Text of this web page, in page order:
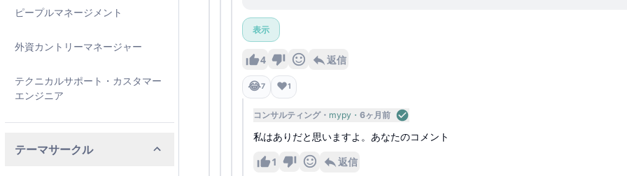
ピープルマネージメント
外資カントリーマネージャー
テクニカルサポート・カスタマー
エンジニア
テーマサークル
表示
4 返信
😂7 ❤️1
コンサルティング mypy 6ヶ月前
私はありだと思いますよ。あなたのコメント
1 返信